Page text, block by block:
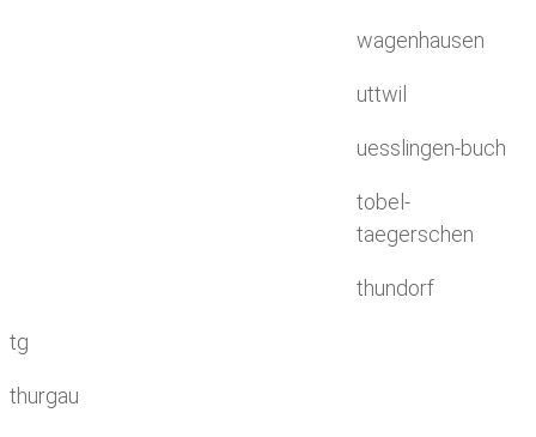
wagenhausen
uttwil
uesslingen-buch
tobel-
taegerschen
thundorf
tg
thurgau